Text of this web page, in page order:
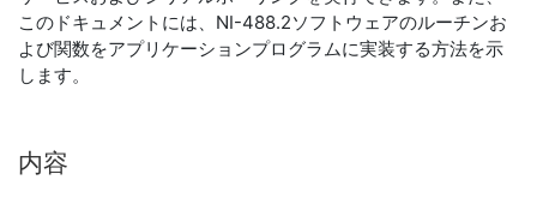
このドキュメントには、NI-488.2ソフトウェアのルーチンお
よび関数をアプリケーションプログラムに実装する方法を示
します。
内容